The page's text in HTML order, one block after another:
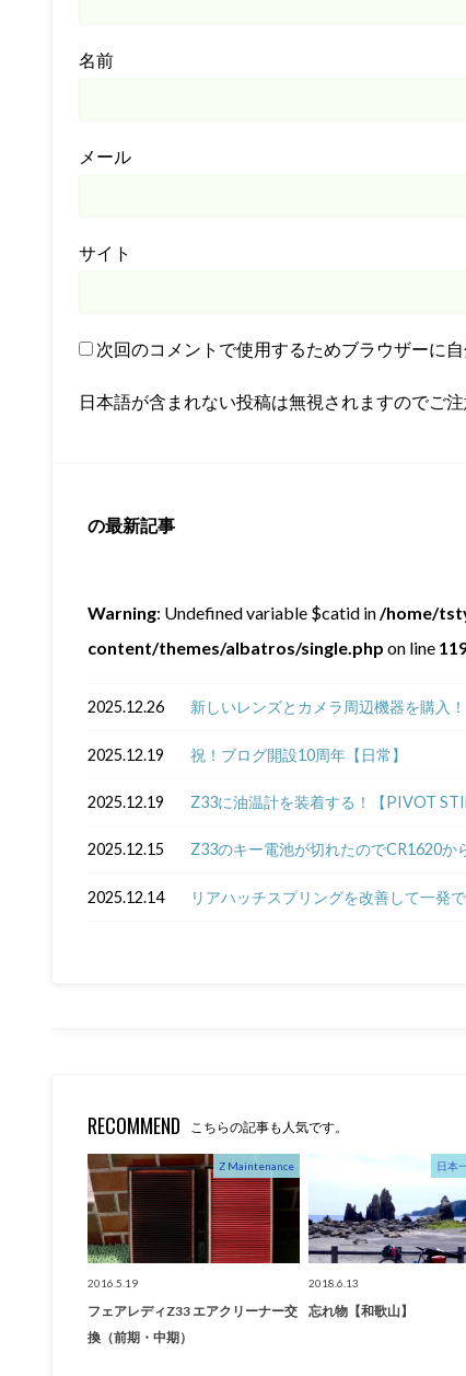
名前
メール
サイト
次回のコメントで使用するためブラウザーに
日本語が含まれない投稿は無視されますのでご
の最新記事
Warning: Undefined variable $catid in/home/
content/themes/albatros/single.php on line
2025.12.26 新しいレンズとカメラ周辺機器を購入
2025.12.19 祝！ブログ開設10周年【日常】
2025.12.19 Z33に油温計を装着する！【PIVOT
2025.12.15 Z33のキー電池が切れたのでCR1620か
2025.12.14 リアハッチスプリングを改善して一発
RECOMMEND こちらの記事も人気です。
Z Maintenance
2016.5.19
フェアレディZ33 エアクリーナー交
換（前期・中期）
日本
2018.6.13
忘れ物【和歌山】